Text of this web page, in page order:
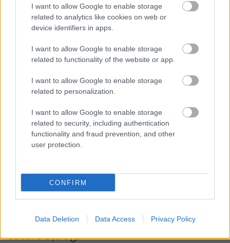
I want to allow Google to enable storage
related to analytics like cookies on web or
device identifiers in apps.
I want to allow Google to enable storage
related to functionality of the website or app.
I want to allow Google to enable storage
related to personalization.
I want to allow Google to enable storage
related to security, including authentication
functionality and fraud prevention, and other
user protection.
CONFIRM
Data Deletion Data Access Privacy Policy
La tua richiesta *
Consenso al
trattamento dati
Caratteristiche: Pendente croce -
Brillanti 0,90ct. G-VS1, oro 18kt. peso
totale 5,90gr